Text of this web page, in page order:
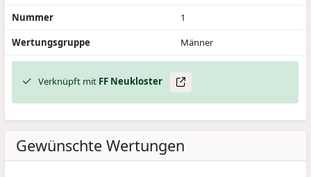
Nummer
1
Wertungsgruppe
Männer
Verknüpft mit FF Neukloster
Gewünschte Wertungen